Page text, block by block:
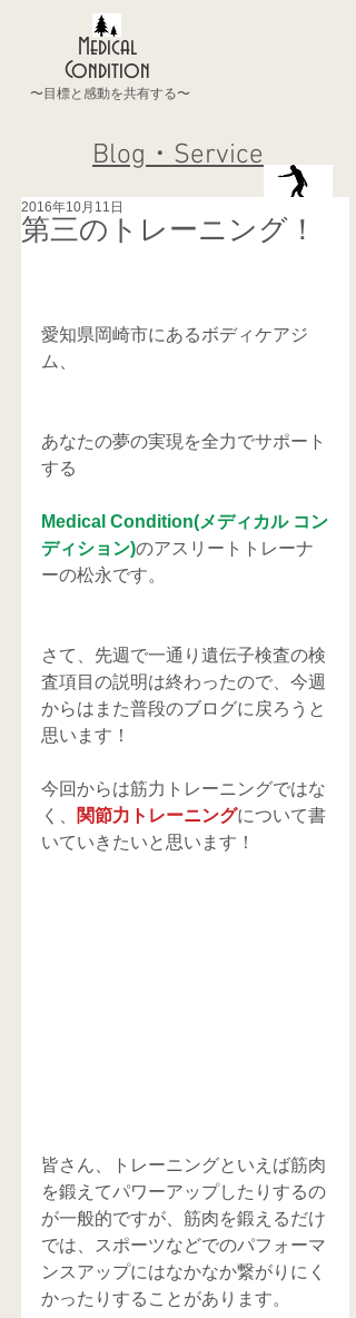
Medical
Condition
〜目標と感動を共有する〜
Blog・Service
第三のトレーニング！
2016年10月11日
愛知県岡崎市にあるボディケアジ
ム、
あなたの夢の実現を全力でサポート
する
Medical Condition(メディカル コン
ディション)のアスリートトレーナ
ーの松永です。
さて、先週で一通り遺伝子検査の検
査項目の説明は終わったので、今週
からはまた普段のブログに戻ろうと
思います！
今回からは筋力トレーニングではな
く、
関節力トレーニングについて書
いていきたいと思います！
皆さん、トレーニングといえば筋肉
を鍛えてパワーアップしたりするの
が一般的ですが、筋肉を鍛えるだけ
では、スポーツなどでのパフォーマ
ンスアップにはなかなか繋がりにく
かったりすることがあります。